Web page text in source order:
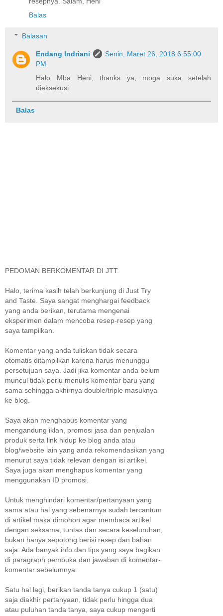
Balas
Balasan
Endang Indriani
Senin, Maret 26, 2018 6:55:00
PM
Halo Mba Heni, thanks ya, moga suka setelah
dieksekusi
Balas
PEDOMAN BERKOMENTAR DI JTT:
Halo, terima kasih telah berkunjung di Just Try
and Taste. Saya sangat menghargai feedback
yang anda berikan, terutama mengenai
eksperimen dalam mencoba resep-resep yang
saya tampilkan.
Komentar yang anda tuliskan tidak secara
otomatis ditampilkan karena harus menunggu
persetujuan saya. Jadi jika komentar anda belum
muncul tidak perlu menulis komentar baru yang
sama sehingga akhirnya double/triple masuknya
ke blog.
Saya akan menghapus komentar yang
mengandung iklan, promosi jasa dan penjualan
produk serta link hidup ke blog anda atau
blog/website lain yang anda rekomendasikan yang
menurut saya tidak relevan dengan isi artikel.
Saya juga akan menghapus komentar yang
menggunakan ID promosi.
Untuk menghindari komentar/pertanyaan yang
sama atau hal yang sebenarnya sudah tercantum
di artikel maka dimohon agar membaca artikel
dengan seksama, tuntas dan secara keseluruhan,
bukan hanya sepotong berisi resep dan bahan
saja. Ada banyak info dan tips yang saya bagikan
di paragraph pembuka dan jawaban di komentar-
komentar sebelumnya.
Satu hal lagi, berikan tanda tanya cukup 1 (satu)
saja diakhir pertanyaan, tidak perlu hingga dua
atau puluhan tanda tanya, saya cukup mengerti